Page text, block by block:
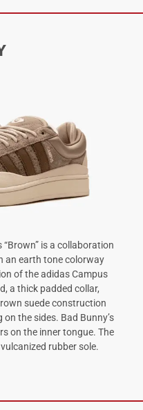
is a collaboration
an earth tone colorway
of the adidas Campus
a thick padded collar,
suede construction
the sides. Bad Bunny’s
on the inner tongue. The
rubber sole.